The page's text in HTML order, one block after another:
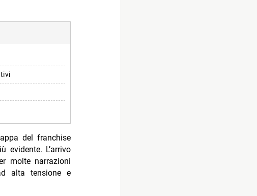
del franchise
evidente. L’arrivo
molte narrazioni
alta tensione e